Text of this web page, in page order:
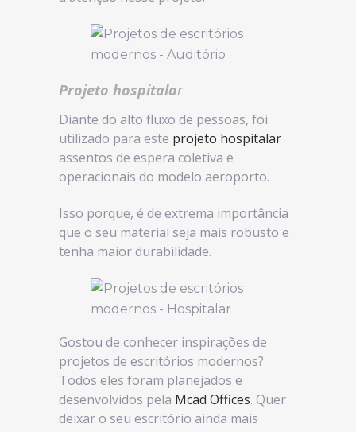
Projeto hospitalar
Diante do alto fluxo de pessoas, foi
utilizado para este projeto hospitalar
assentos de espera coletiva e
operacionais do modelo aeroporto.
Isso porque, é de extrema importância
que o seu material seja mais robusto e
tenha maior durabilidade.
Gostou de conhecer inspirações de
projetos de escritórios modernos?
Todos eles foram planejados e
desenvolvidos pela Mcad Offices. Quer
deixar o seu escritório ainda mais